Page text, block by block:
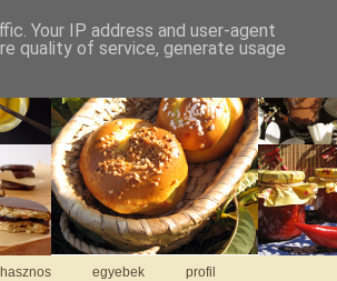
hasznos egyebek profil
Your IP address and user-agent
quality of service, generate usage